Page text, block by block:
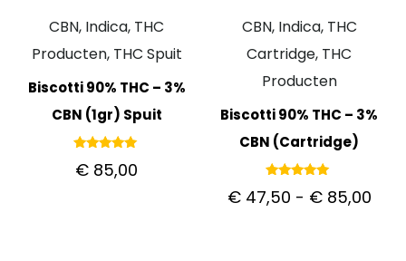
CBN, Indica, THC
Producten, THC Spuit
Biscotti 90% THC – 3%
CBN (1gr) Spuit
5.00
€ 85,00
CBN, Indica, THC
Cartridge, THC
Producten
Biscotti 90% THC – 3%
CBN (Cartridge)
5.00
€47,50 - €85,00